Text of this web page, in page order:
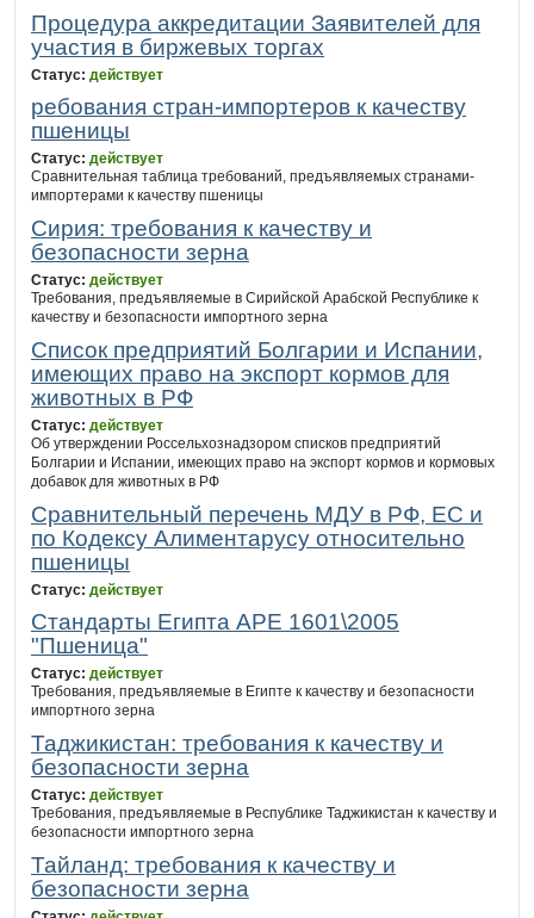
Процедура аккредитации Заявителей для
участия в биржевых торгах
Статус: действует
ребования стран-импортеров к качеству
пшеницы
Статус: действует
Сравнительная таблица требований, предъявляемых странами-
импортерами к качеству пшеницы
Сирия: требования к качеству и
безопасности зерна
Статус: действует
Требования, предъявляемые в Сирийской Арабской Республике к
качеству и безопасности импортного зерна
Список предприятий Болгарии и Испании,
имеющих право на экспорт кормов для
животных в РФ
Статус: действует
Об утверждении Россельхознадзором списков предприятий
Болгарии и Испании, имеющих право на экспорт кормов и кормовых
добавок для животных в РФ
Сравнительный перечень МДУ в РФ, ЕС и
по Кодексу Алиментарусу относительно
пшеницы
Статус: действует
Стандарты Египта АРЕ 1601\2005
"Пшеница"
Статус: действует
Требования, предъявляемые в Египте к качеству и безопасности
импортного зерна
Таджикистан: требования к качеству и
безопасности зерна
Статус: действует
Требования, предъявляемые в Республике Таджикистан к качеству и
безопасности импортного зерна
Тайланд: требования к качеству и
безопасности зерна